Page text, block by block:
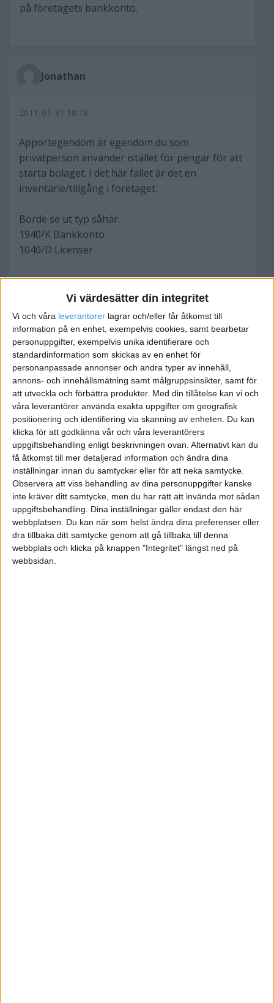
Vi värdesätter din integritet
Vi och våra leverantorer lagrar och/eller får åtkomst till
information på en enhet, exempelvis cookies, samt bearbetar
personuppgifter, exempelvis unika identifierare och
standardinformation som skickas av en enhet för
personanpassade annonser och andra typer av innehåll,
annons- och innehållsmätning samt målgruppsinsikter, samt för
att utveckla och förbättra produkter. Med din tillåtelse kan vi och
våra leverantörer använda exakta uppgifter om geografisk
positionering och identifiering via skanning av enheten. Du kan
klicka för att godkänna vår och våra leverantörers
uppgiftsbehandling enligt beskrivningen ovan. Alternativt kan du
få åtkomst till mer detaljerad information och ändra dina
inställningar innan du samtycker eller för att neka samtycke.
Observera att viss behandling av dina personuppgifter kanske
inte kräver ditt samtycke, men du har rätt att invända mot sådan
uppgiftsbehandling. Dina inställningar gäller endast den här
webbplatsen. Du kan när som helst ändra dina preferenser eller
dra tillbaka ditt samtycke genom att gå tillbaka till denna
webbplats och klicka på knappen "Integritet" längst ned på
webbsidan.
på företagets bankkonto.
Jonathan
2011-01-31 18:18
Apportegendom är egendom du som
privatperson använder istället för pengar för att
starta bolaget. I det här fallet är det en
inventarie/tillgång i företaget.
Borde se ut typ såhär:
1940/K Bankkonto
1040/D Licenser
vvik
2011-02-01 10:00
Ok, det låter mer korrekt. Tack!
Simon
2011-02-01 12:39
En del saker du inte skall glömma att tänka på !